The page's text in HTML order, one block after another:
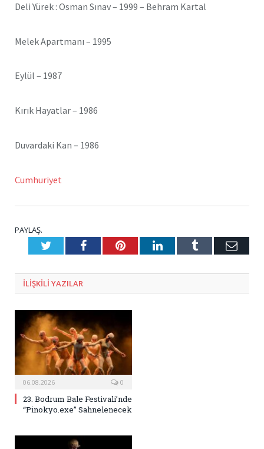
Deli Yürek : Osman Sınav – 1999 – Behram Kartal
Melek Apartmanı – 1995
Eylül – 1987
Kırık Hayatlar – 1986
Duvardaki Kan – 1986
Cumhuriyet
PAYLAŞ.
TwitterFacebookPinterestLinkedInTumblr E-
ILIŞKILI YAZILAR
06.08.2026 0
23. Bodrum Bale Festivali’nde
“Pinokyo.exe” Sahnelenecek